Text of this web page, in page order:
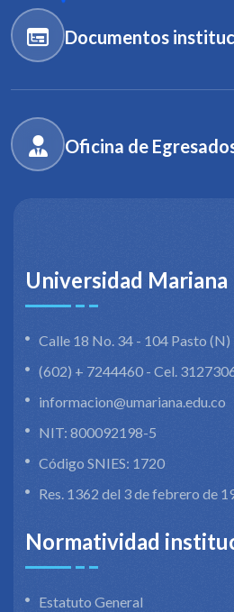
Documentos
Oficina de
Universidad Mariana
Calle 18 No. 34 - 104 Pasto (N)
(602) + 7244460 - Cel.
informacion@umariana.edu.co
NIT: 800092198-5
Código SNIES: 1720
Res. 1362 del 3 de febrero de
Normatividad
Estatuto General